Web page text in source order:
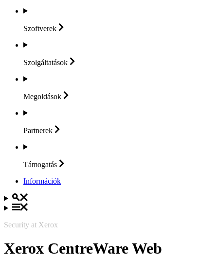
Szoftverek
Szolgáltatások
Megoldások
Partnerek
Támogatás
Információk
Security at Xerox
Xerox CentreWare Web